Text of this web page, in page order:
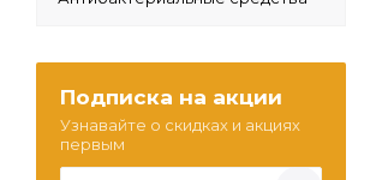
Подписка на акции
Узнавайте о скидках и акциях
первым